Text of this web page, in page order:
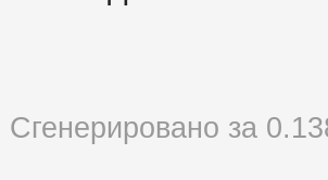
Сгенерировано за